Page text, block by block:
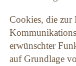
Cookies, die zur
erwünschter
auf Grundlage